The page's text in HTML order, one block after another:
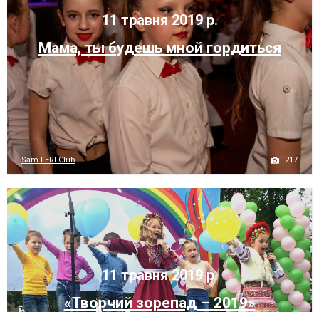
11 травня 2019 р.
Мама, ты будешь мной гордиться
Sam FERI Club 217
11 травня 2019 р.
«Творчий зорепад – 2019»